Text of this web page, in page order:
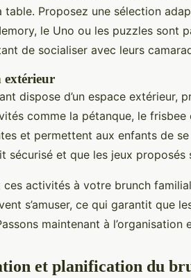
Proposez une sélection
le Uno ou les puzzles sont
de socialiser avec leurs
extérieur
dispose d’un espace
comme la pétanque, le
et permettent aux enfants de
sécurisé et que les jeux proposés
ces activités à votre brunch
s’amuser, ce qui garantit que
maintenant à
et planification du